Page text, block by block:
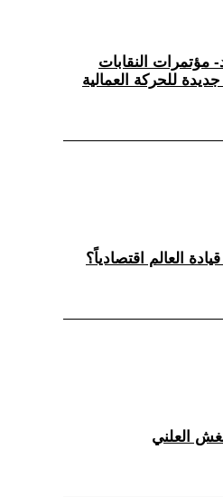
مؤتمرات النقابات
للحركة العمالية